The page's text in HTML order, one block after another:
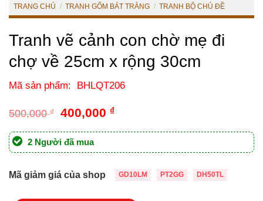
TRANG CHỦ / TRANH GỐM BÁT TRÀNG / TRANH BỘ CHỦ ĐỀ
Tranh vẽ cảnh con chờ mẹ đi
chợ về 25cm x rộng 30cm
Mã sản phẩm: BHLQT206
500,000₫
Giá
là:
500,000 ₫.
400,000 ₫Giá
tại
là:
2 Người đã mua
Mã giảm giá của shop GD10LM PT2GG DH50TL